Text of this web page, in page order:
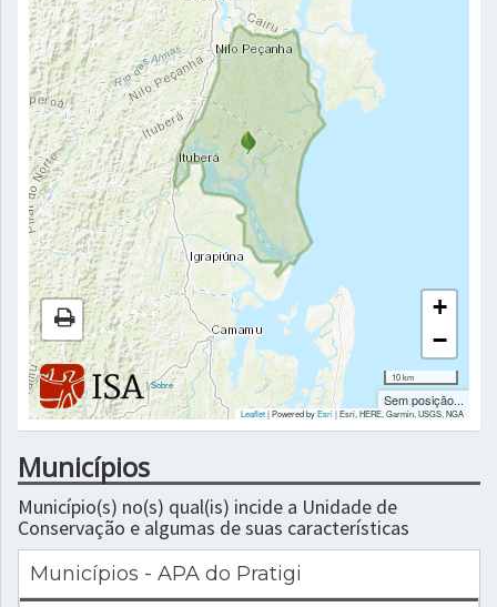
|Sobre
+
−
10 km
Sem posição...
Leaflet| Powered byEsri|Esri, HERE, Garmin, USGS, NGA
Municípios
Município(s) no(s) qual(is) incide a Unidade de
Conservação e algumas de suas características
Municípios - APA do Pratigi